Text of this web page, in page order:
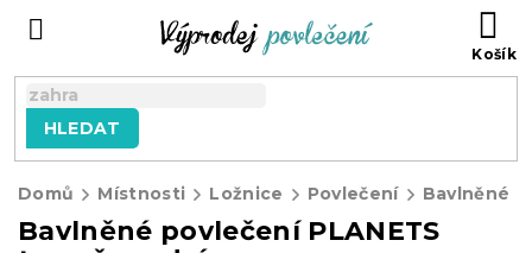
HLEDAT
Domů Místnosti Ložnice Povlečení Bavlněné
Bavlněné povlečení PLANETS